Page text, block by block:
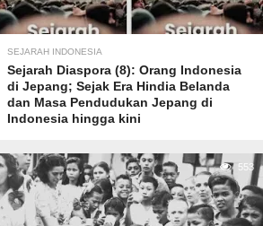
SEJARAH INDONESIA
Sejarah Diaspora (8): Orang Indonesia
di Jepang; Sejak Era Hindia Belanda
dan Masa Pendudukan Jepang di
Indonesia hingga kini
553